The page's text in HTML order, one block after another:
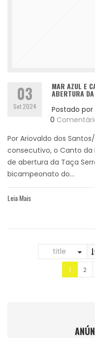
03
Set 2024
MAR AZUL E
ABERTURA
Postado por
0
Por Ariovaldo dos
consecutivo, o Canto da
de abertura da Taça
bicampeonato do...
Leia Mais
title
1 2